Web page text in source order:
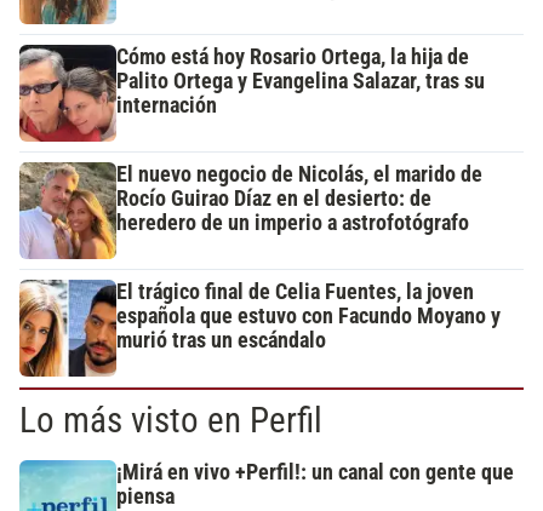
Cómo está hoy Rosario Ortega, la hija de
Palito Ortega y Evangelina Salazar, tras su
internación
El nuevo negocio de Nicolás, el marido de
Rocío Guirao Díaz en el desierto: de
heredero de un imperio a astrofotógrafo
El trágico final de Celia Fuentes, la joven
española que estuvo con Facundo Moyano y
murió tras un escándalo
Lo más visto en Perfil
¡Mirá en vivo +Perfil!: un canal con gente que
piensa